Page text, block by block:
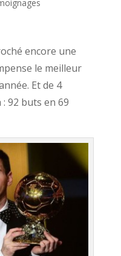
encore une
le meilleur
Et de 4
92 buts en 69